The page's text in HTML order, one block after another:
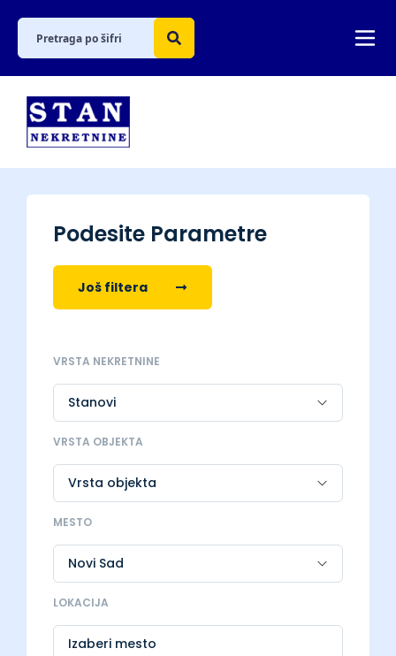
Podesite Parametre
Još filtera
VRSTA NEKRETNINE
VRSTA OBJEKTA
MESTO
LOKACIJA
Izaberi mesto